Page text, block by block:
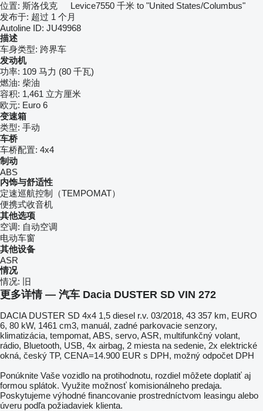
位置: 斯洛伐克 Levice7550 千米 to "United States/Columbus"
发布于: 超过 1 个月
Autoline ID: JU49968
描述
车身类型: 跨界车
发动机
功率: 109 马力 (80 千瓦)
燃油: 柴油
容积: 1,461 立方厘米
欧元: Euro 6
变速箱
类型: 手动
车桥
车桥配置: 4x4
制动
ABS
内饰与舒适性
定速巡航控制（TEMPOMAT）
便携式收音机
其他选项
空调: 自动空调
电动车窗
其他设备
ASR
情况
情况: 旧
更多详情 — 汽车 Dacia DUSTER SD VIN 272
DACIA DUSTER SD 4x4 1,5 diesel r.v. 03/2018, 43 357 km, EURO
6, 80 kW, 1461 cm3, manuál, zadné parkovacie senzory,
klimatizácia, tempomat, ABS, servo, ASR, multifunkčný volant,
rádio, Bluetooth, USB, 4x airbag, 2 miesta na sedenie, 2x elektrické
okná, český TP, CENA=14.900 EUR s DPH, možný odpočet DPH
Ponúknite Vaše vozidlo na protihodnotu, rozdiel môžete doplatiť aj
formou splátok. Využite možnosť komisionálneho predaja.
Poskytujeme výhodné financovanie prostredníctvom leasingu alebo
úveru podľa požiadaviek klienta.